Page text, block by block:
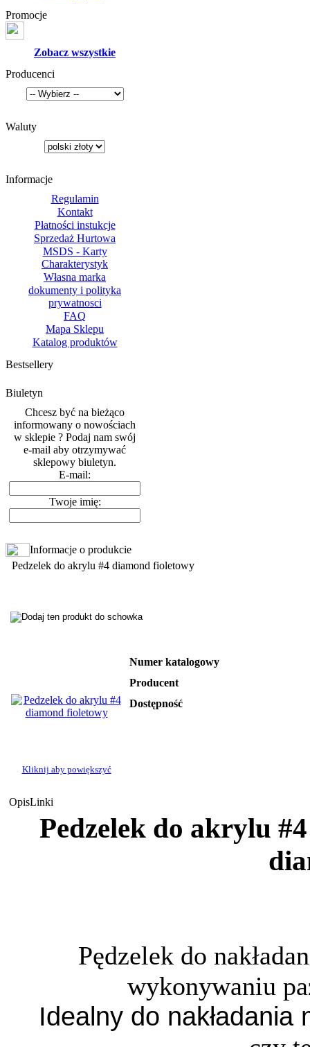
Promocje
Zobacz wszystkie
Producenci
Waluty
Informacje
Regulamin
Kontakt
Płatności instukcje
Sprzedaż Hurtowa
MSDS - Karty
Charakterystyk
Własna marka
dokumenty i polityka
prywatnosci
FAQ
Mapa Sklepu
Katalog produktów
Bestsellery
Biuletyn
Chcesz być na bieżąco
informowany o nowościach
w sklepie ? Podaj nam swój
e-mail aby otrzymywać
sklepowy biuletyn.
E-mail:
Twoje imię:
Informacje o produkcie
Pedzelek do akrylu #4 diamond fioletowy
Kliknij aby powiększyć
Numer katalogowy
Producent
Dostępność
OpisLinki
Pedzelek do akrylu
Pędzelek do
wykonywaniu
Idealny do nakładania